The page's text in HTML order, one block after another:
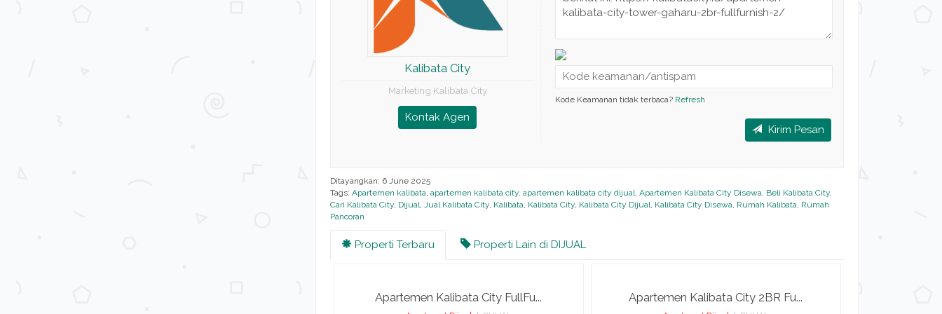
Kalibata City
Marketing Kalibata City
Kontak Agen
Kode Keamanan tidak terbaca? Refresh
Kirim Pesan
Ditayangkan: 6 June 2025
Tags: Apartemen kalibata, apartemen kalibata city, apartemen kalibata city dijual, Apartemen Kalibata City Disewa, Beli Kalibata City,
Cari Kalibata City, Dijual, Jual Kalibata City, Kalibata, Kalibata City, Kalibata City Dijual, Kalibata City Disewa, Rumah Kalibata, Rumah
Pancoran
Properti Terbaru Properti Lain di DIJUAL
Apartemen Kalibata City FullFu... Apartemen Kalibata City 2BR Fu...